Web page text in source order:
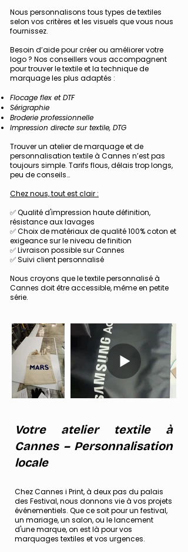
Nous personnalisons tous types de textiles
selon vos critères et les visuels que vous nous
fournissez.
Besoin d’aide pour créer ou améliorer votre
logo ? Nos conseillers vous accompagnent
pour trouver le textile et la technique de
marquage les plus adaptés :
Flocage flex et DTF
Sérigraphie
Broderie professionnelle
Impression directe sur textile, DTG
Trouver un atelier de marquage et de
personnalisation textile à Cannes n’est pas
toujours simple. Tarifs flous, délais trop longs,
peu de conseils…
Chez nous, tout est clair :
✅ Qualité d'impression haute définition,
résistance aux lavages
✅ Choix de matériaux de qualité 100% coton et
exigeance sur le niveau de finition
✅ Livraison possible sur Cannes
✅ Suivi client personnalisé
Nous croyons que le textile personnalisé à
Cannes doit être accessible, même en petite
série.
Votre atelier textile à
Cannes – Personnalisation
locale
Chez Cannes i Print, à deux pas du palais
des Festival, nous donnons vie à vos projets
événementiels. Que ce soit pour un festival,
un mariage, un salon, ou le lancement
d'une marque, on est là pour vos
marquages textiles et vos urgences. ​